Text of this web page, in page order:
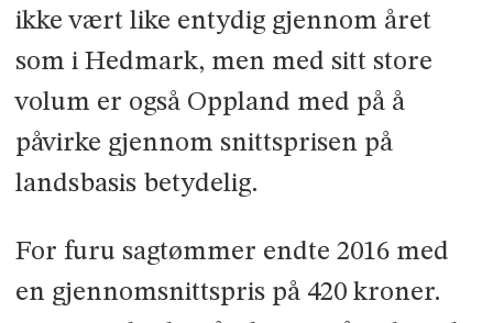
ikke vært like entydig gjennom året
som i Hedmark, men med sitt store
volum er også Oppland med på å
påvirke gjennom­ snittsprisen på
landsbasis betydelig.
For furu sagtømmer endte 2016 med
en gjennomsnittspris på 420 kroner.